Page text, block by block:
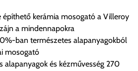
fel szállítási költséget, úgy válassza
megvizsgálják a vásárolt
a szállítás költségét.
nincs!
kerámia mosogató a Villeroy
a mindennapokra
ban természetes alapanyagokból
mosogató
és kézművesség 270